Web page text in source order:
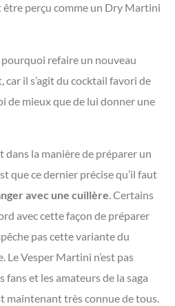
perçu comme un Dry Martini
refaire un nouveau
il s’agit du cocktail favori de
de mieux que de lui donner une
dans la manière de préparer un
que ce dernier précise qu’il faut
avec une cuillère. Certains
avec cette façon de préparer
pas cette variante du
Le Vesper Martini n’est pas
fans et les amateurs de la saga
maintenant très connue de tous.